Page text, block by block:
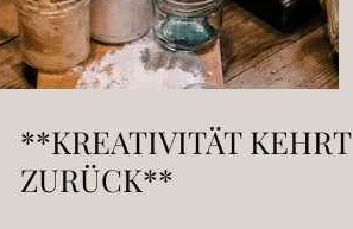
**KREATIVITÄT KEHRT
ZURÜCK**